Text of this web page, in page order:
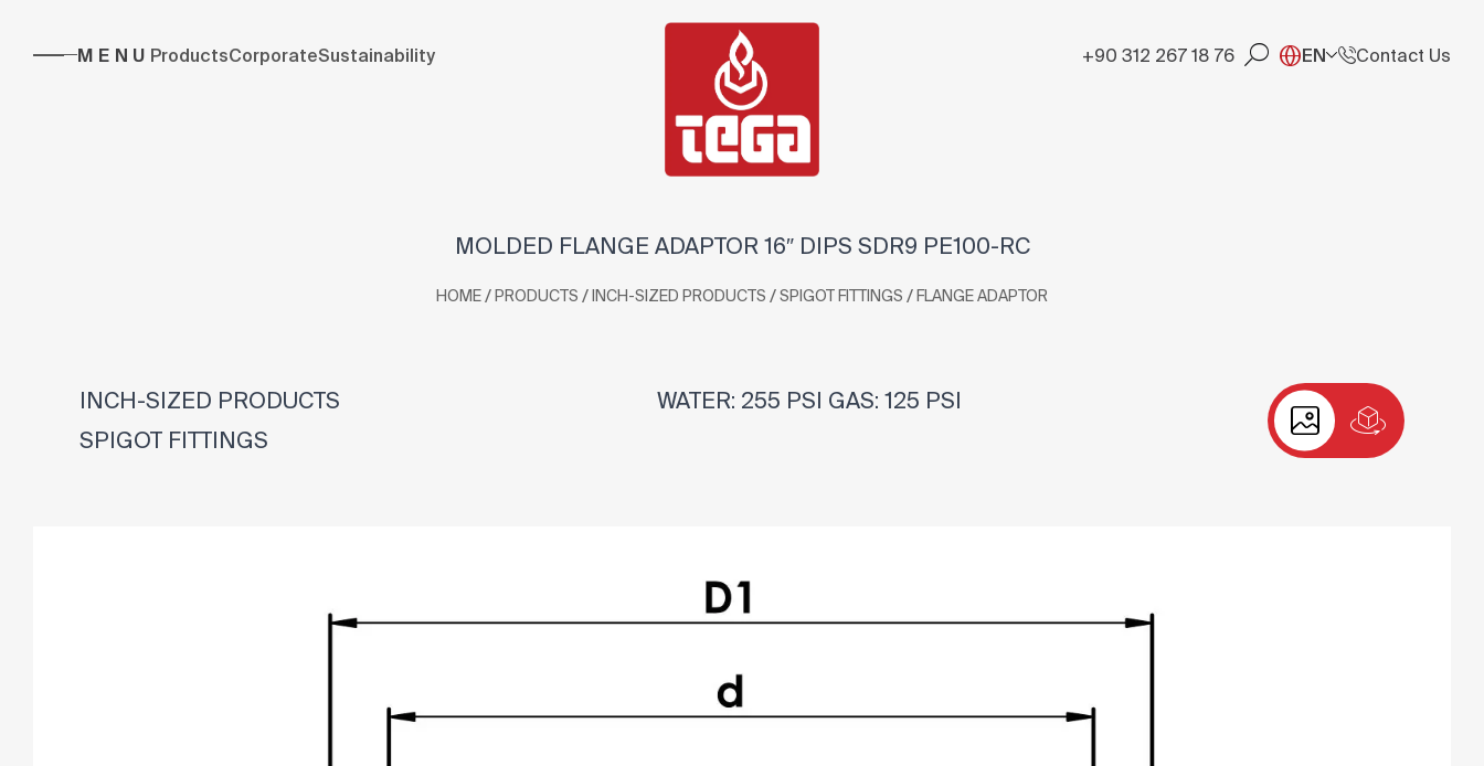
MENU ProductsCorporateSustainability +90 312 267 18 76 EN Contact Us
MOLDED FLANGE ADAPTOR 16″ DIPS SDR9 PE100-RC
HOME/PRODUCTS /INCH-SIZED PRODUCTS /SPIGOT FITTINGS /FLANGE ADAPTOR
INCH-SIZED PRODUCTS
SPIGOT FITTINGS
WATER: 255 PSI GAS: 125 PSI